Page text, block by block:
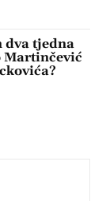
dva tjedna